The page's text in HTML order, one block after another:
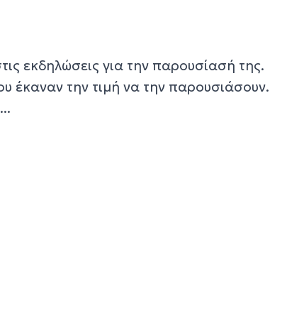
εκδηλώσεις για την παρουσίασή της.
έκαναν την τιμή να την παρουσιάσουν.